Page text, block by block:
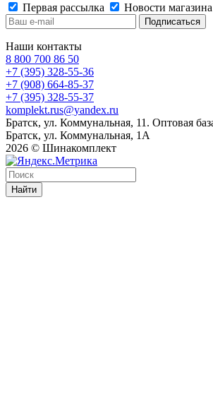
Первая рассылка
Новости магазина
Наши контакты
8 800 700 86 50
+7 (395) 328-55-36
+7 (908) 664-85-37
+7 (395) 328-55-37
komplekt.rus@yandex.ru
Братск, ул. Коммунальная, 11. Оптовая
Братск, ул. Коммунальная, 1А
2026 © Шинакомплект
Найти